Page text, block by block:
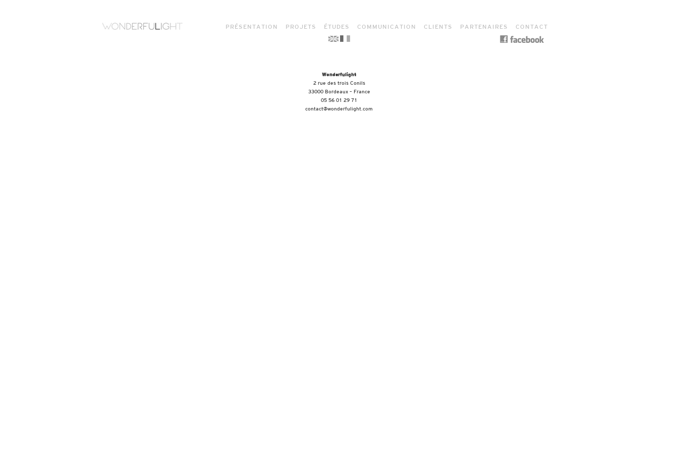
PRÉSENTATION PROJETS ÉTUDES COMMUNICATION CLIENTS PARTENAIRES CONTACT
Wonderfulight
2 rue des trois Conils
33000 Bordeaux – France
05 56 01 29 71
contact@wonderfulight.com